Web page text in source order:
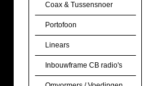
Coax & Tussensnoer
Portofoon
Linears
Inbouwframe CB radio's